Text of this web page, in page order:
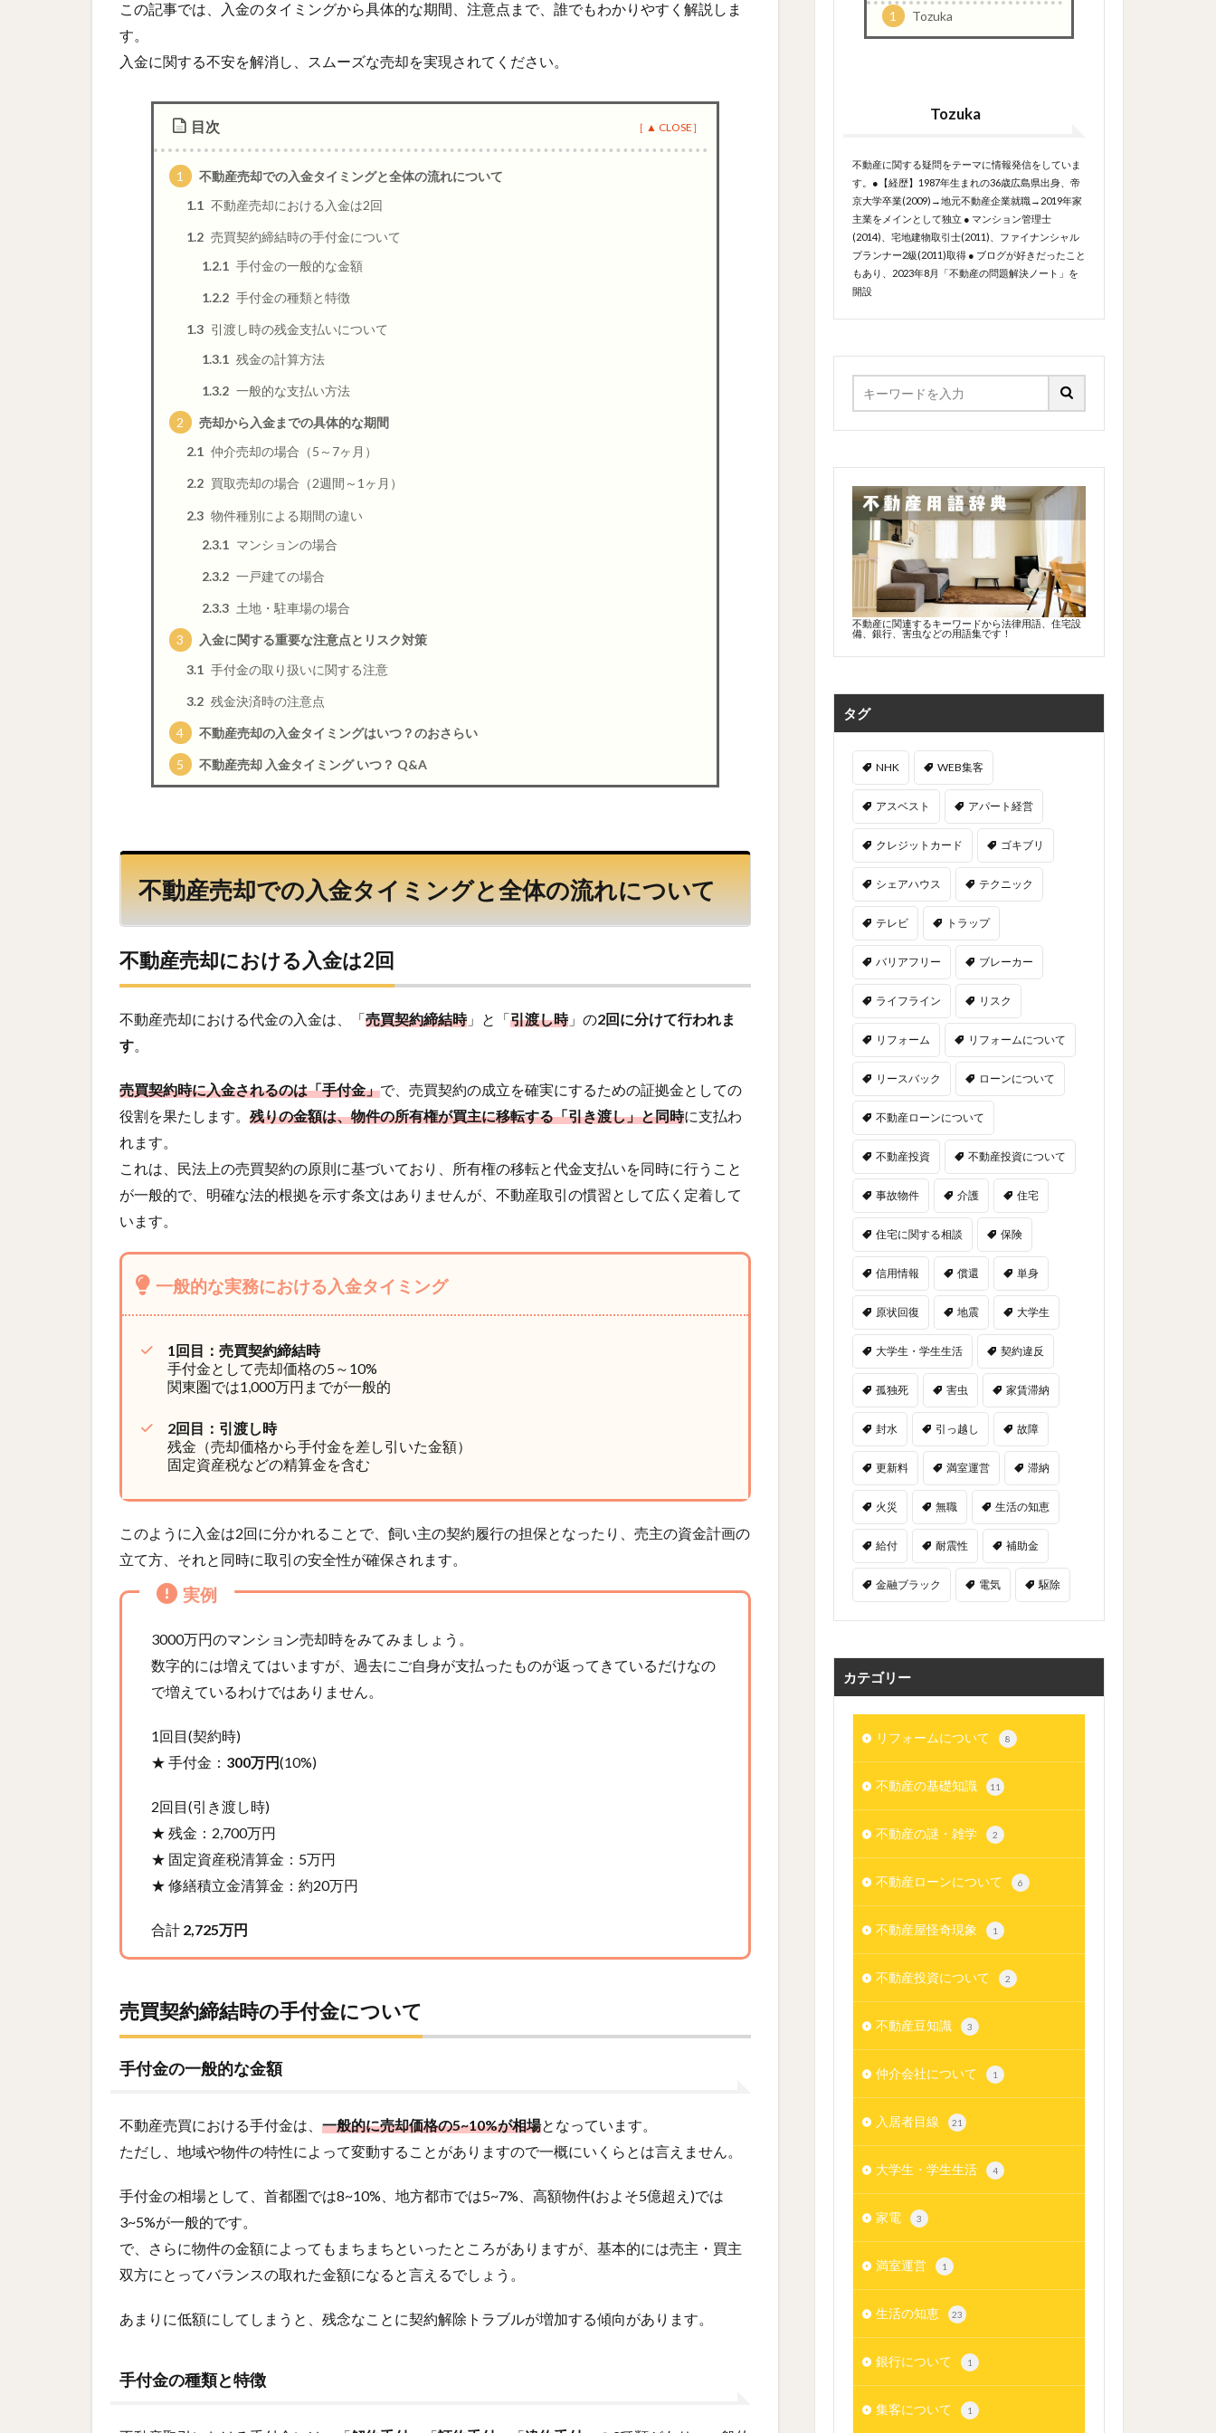
この記事では、入金のタイミングから具体的な期間、注意点まで、誰でもわかりやすく解説しま
す。
入金に関する不安を解消し、スムーズな売却を実現されてください。
目次
1
不動産売却での入金タイミングと全体の流れについて
1.1 不動産売却における入金は2回
1.2 売買契約締結時の手付金について
1.2.1 手付金の一般的な金額
1.2.2 手付金の種類と特徴
1.3 引渡し時の残金支払いについて
1.3.1 残金の計算方法
1.3.2 一般的な支払い方法
2
売却から入金までの具体的な期間
2.1 仲介売却の場合（5～7ヶ月）
2.2 買取売却の場合（2週間～1ヶ月）
2.3 物件種別による期間の違い
2.3.1 マンションの場合
2.3.2 一戸建ての場合
2.3.3 土地・駐車場の場合
3
入金に関する重要な注意点とリスク対策
3.1 手付金の取り扱いに関する注意
3.2 残金決済時の注意点
4 不動産売却の入金タイミングはいつ？のおさらい
5 不動産売却 入金タイミング いつ？ Q&A
不動産売却での入金タイミングと全体の流れについて
不動産売却における入金は2回
不動産売却における代金の入金は、「売買契約締結時」と「引渡し時」の2回に分けて行われま
す。
売買契約時に入金されるのは「手付金」で、売買契約の成立を確実にするための証拠金としての
役割を果たします。 残りの金額は、物件の所有権が買主に移転する「引き渡し」と同時に支払わ
れます。
これは、民法上の売買契約の原則に基づいており、所有権の移転と代金支払いを同時に行うこと
が一般的で、明確な法的根拠を示す条文はありませんが、不動産取引の慣習として広く定着して
います。
一般的な実務における入金タイミング
1回目：売買契約締結時
手付金として売却価格の5～10%
関東圏では1,000万円までが一般的
2回目：引渡し時
残金（売却価格から手付金を差し引いた金額）
固定資産税などの精算金を含む
このように入金は2回に分かれることで、飼い主の契約履行の担保となったり、売主の資金計画の
立て方、それと同時に取引の安全性が確保されます。
実例
3000万円のマンション売却時をみてみましょう。
数字的には増えてはいますが、過去にご自身が支払ったものが返ってきているだけなの
で増えているわけではありません。
1回目(契約時)
★ 手付金： 300万円(10%)
2回目(引き渡し時)
★ 残金：2,700万円
★ 固定資産税清算金：5万円
★ 修繕積立金清算金：約20万円
合計 2,725万円
売買契約締結時の手付金について
手付金の一般的な金額
不動産売買における手付金は、 一般的に売却価格の5~10%が相場となっています。
ただし、地域や物件の特性によって変動することがありますので一概にいくらとは言えません。
手付金の相場として、首都圏では8~10%、地方都市では5~7%、高額物件(およそ5億超え)では
3~5%が一般的です。
で、さらに物件の金額によってもまちまちといったところがありますが、基本的には売主・買主
双方にとってバランスの取れた金額になると言えるでしょう。
あまりに低額にしてしまうと、残念なことに契約解除トラブルが増加する傾向があります。
手付金の種類と特徴
1 Tozuka
Tozuka
不動産に関する疑問をテーマに情報発信をしていま
す。●【経歴】1987年生まれの36歳広島県出身、帝
京大学卒業(2009)→地元不動産企業就職→2019年家
主業をメインとして独立 ● マンション管理士
(2014)、宅地建物取引士(2011)、ファイナンシャル
プランナー2級(2011)取得 ● ブログが好きだったこと
もあり、2023年8月「不動産の問題解決ノート」を
開設
不動産に関連するキーワードから法律用語、住宅設
備、銀行、害虫などの用語集です！
タグ
NHK WEB集客
アスベスト アパート経営
クレジットカード ゴキブリ
シェアハウス テクニック
テレビ トラップ
バリアフリー ブレーカー
ライフライン リスク
リフォーム リフォームについて
リースバック ローンについて
不動産ローンについて
不動産投資 不動産投資について
事故物件 介護 住宅
住宅に関する相談 保険
信用情報 償還 単身
原状回復 地震 大学生
大学生・学生生活 契約違反
孤独死 害虫 家賃滞納
封水 引っ越し 故障
更新料 満室運営 滞納
火災 無職 生活の知恵
給付 耐震性 補助金
金融ブラック 電気 駆除
カテゴリー
リフォームについて 8
不動産の基礎知識 11
不動産の謎・雑学 2
不動産ローンについて 6
不動産屋怪奇現象 1
不動産投資について 2
不動産豆知識 3
仲介会社について 1
入居者目線 21
大学生・学生生活 4
家電 3
満室運営 1
生活の知恵 23
銀行について 1
集客について 1